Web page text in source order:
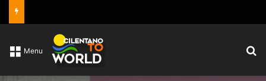
Menu